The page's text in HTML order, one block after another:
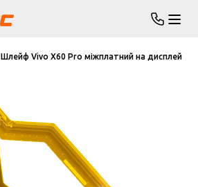
Шлейф Vivo X60 Pro міжплатний на дисплей